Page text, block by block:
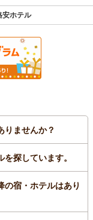
安ホテル
りませんか？
探しています。
の宿・ホテルはあり